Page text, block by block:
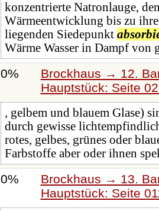
konzentrierte Natronlauge,
Wärmeentwicklung bis zu
liegenden Siedepunkt
Wärme Wasser in Dampf von
0%
Brockhaus → 12.
Hauptstück: Seite
, gelbem und blauem Glase)
durch gewisse
rotes, gelbes, grünes oder
Farbstoffe aber oder ihnen
0%
Brockhaus → 13.
Hauptstück: Seite